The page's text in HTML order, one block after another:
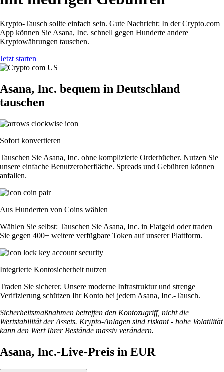
Krypto-Tausch sollte einfach sein. Gute Nachricht: In der Crypto.com
App können Sie Asana, Inc. schnell gegen Hunderte andere
Kryptowährungen tauschen.
Jetzt starten
Asana, Inc. bequem in Deutschland
tauschen
Sofort konvertieren
Tauschen Sie Asana, Inc. ohne komplizierte Orderbücher. Nutzen Sie
unsere einfache Benutzeroberfläche. Spreads und Gebühren können
anfallen.
Aus Hunderten von Coins wählen
Wählen Sie selbst: Tauschen Sie Asana, Inc. in Fiatgeld oder traden
Sie gegen 400+ weitere verfügbare Token auf unserer Plattform.
Integrierte Kontosicherheit nutzen
Traden Sie sicherer. Unsere moderne Infrastruktur und strenge
Verifizierung schützen Ihr Konto bei jedem Asana, Inc.-Tausch.
Sicherheitsmaßnahmen betreffen den Kontozugriff, nicht die
Wertstabilität der Assets. Krypto-Anlagen sind riskant - hohe Volatilität
kann den Wert Ihrer Bestände massiv verändern.
Asana, Inc.-Live-Preis in EUR